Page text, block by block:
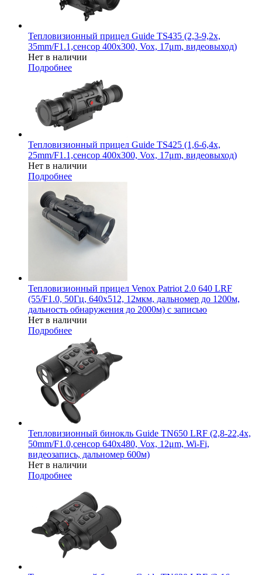
Тепловизионный прицел Guide TS435 (2,3-9,2x,
35mm/F1.1,сенсор 400х300, Vox, 17μm, видеовыход)
Нет в наличии
Подробнее
Тепловизионный прицел Guide TS425 (1,6-6,4x,
25mm/F1.1,сенсор 400х300, Vox, 17μm, видеовыход)
Нет в наличии
Подробнее
Тепловизионный прицел Venox Patriot 2.0 640 LRF
(55/F1.0, 50Гц, 640х512, 12мкм, дальномер до 1200м,
дальность обнаружения до 2000м) с записью
Нет в наличии
Подробнее
Тепловизионный бинокль Guide TN650 LRF (2,8-22,4x,
50mm/F1.0,сенсор 640х480, Vox, 12μm, Wi-Fi,
видеозапись, дальномер 600м)
Нет в наличии
Подробнее